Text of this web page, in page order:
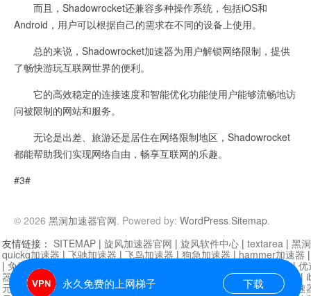
而且，Shadowrocket还兼容多种操作系统，包括iOS和
Android，用户可以根据自己的需求在不同的设备上使用。
总的来说，Shadowrocket加速器为用户解锁网络限制，提供
了畅快游玩互联网世界的便利。
它的高效稳定的连接速度和智能优化功能使用户能够流畅地访
问被限制的网站和服务。
无论是出差、旅游还是居住在网络限制地区，Shadowrocket
都能帮助我们实现网络自由，畅享互联网的乐趣。
#3#
© 2026 黑洞加速器官网. Powered by: WordPress.Sitemap.
永久免费的上网梯子 下载
友情链接： SITEMAP | 旋风加速器官网 | 旋风软件中心 | textarea | 黑
quickq加速器 | 飞驰加速器 | 飞鸟加速器 | 狗急加速器 | hammer加速器
| 免费vqn加速外网 迷雾通|优
器| 快柠檬加速器 |黑洞加速 |falemon 快橙加速器|anycast加速器 |
元机场加速器 |一元机场|老王加速器 | 白石山|
小牛加速